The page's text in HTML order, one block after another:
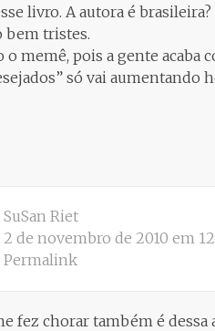
livro. A autora é
bem tristes.
o memê, pois a gente
só vai aumentando
SuSan Riet
2 de novembro de 2010 em
Permalink
fez chorar também é